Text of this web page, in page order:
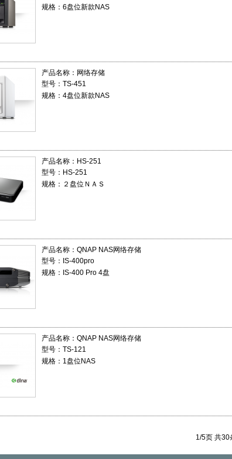
规格：6盘位新款NAS
产品名称： 网络存储
型号：TS-451
规格：4盘位新款NAS
产品名称： HS-251
型号：HS-251
规格：２盘位ＮＡＳ
产品名称： QNAP NAS网络存储
型号：IS-400pro
规格：IS-400 Pro 4盘
产品名称： QNAP NAS网络存储
型号：TS-121
规格：1盘位NAS
1/5页 共30